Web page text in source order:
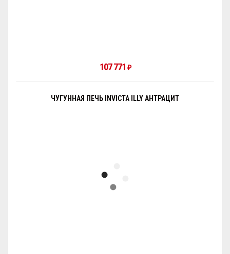
107 771 ₽
ЧУГУННАЯ ПЕЧЬ INVICTA ILLY АНТРАЦИТ